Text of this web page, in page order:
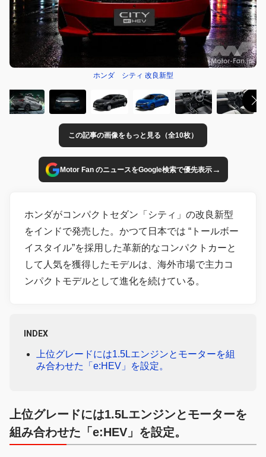
ホンダ シティ 改良新型
この記事の画像をもっと見る（全10枚）
Motor Fan のニュースをGoogle検索で優先表示→
ホンダがコンパクトセダン「シティ」の改良新型
をインドで発売した。かつて日本では “トールボー
イスタイル”を採用した革新的なコンパクトカーと
して人気を獲得したモデルは、海外市場で主力コ
ンパクトモデルとして進化を続けている。
INDEX
上位グレードには1.5Lエンジンとモーターを組
み合わせた「e:HEV」を設定。
上位グレードには1.5Lエンジンとモーターを
組み合わせた「e:HEV」を設定。